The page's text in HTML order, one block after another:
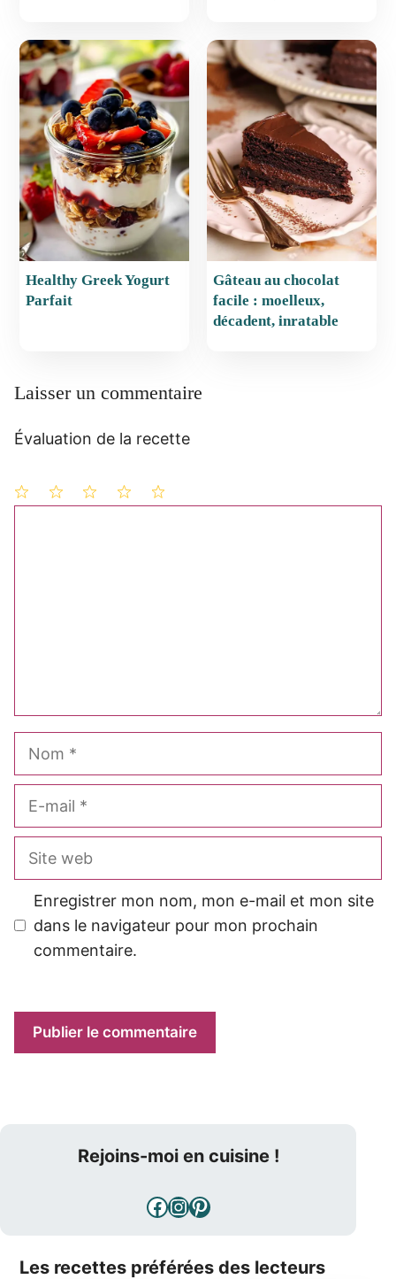
Healthy Greek Yogurt
Parfait
Gâteau au chocolat
facile : moelleux,
décadent, inratable
Laisser un commentaire
Évaluation de la recette
Site
Enregistrer mon nom, mon e-mail et mon site
dans le navigateur pour mon prochain
commentaire.
Rejoins-moi en cuisine !
Facebook
Instagram
Pinterest
Les recettes préférées des lecteurs